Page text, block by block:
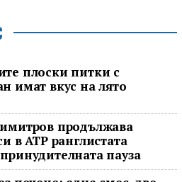
плоски питки с
имат вкус на лято
продължава
в ATP ранглистата
пауза